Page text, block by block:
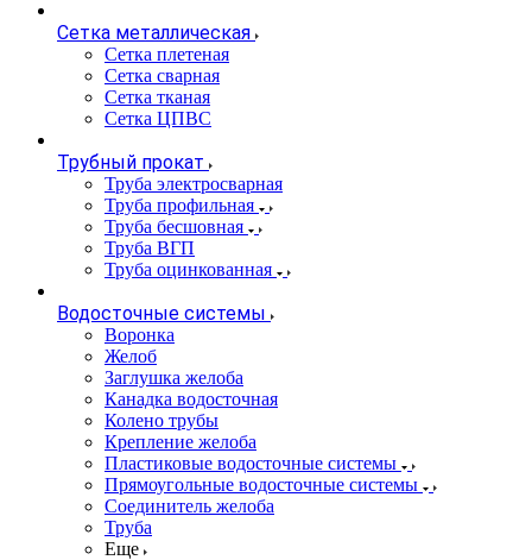
Сетка металлическая
Сетка плетеная
Сетка сварная
Сетка тканая
Сетка ЦПВС
Трубный прокат
Труба электросварная
Труба профильная
Труба бесшовная
Труба ВГП
Труба оцинкованная
Водосточные системы
Воронка
Желоб
Заглушка желоба
Канадка водосточная
Колено трубы
Крепление желоба
Пластиковые водосточные системы
Прямоугольные водосточные системы
Соединитель желоба
Труба
Еще